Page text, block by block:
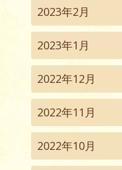
2023年2月
2023年1月
2022年12月
2022年11月
2022年10月